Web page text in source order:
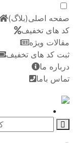
صفحه اصلی(بلاگ)
کد های تخفیف
مقالات ویژه
ثبت کد های تخفیف
درباره ما
تماس باما